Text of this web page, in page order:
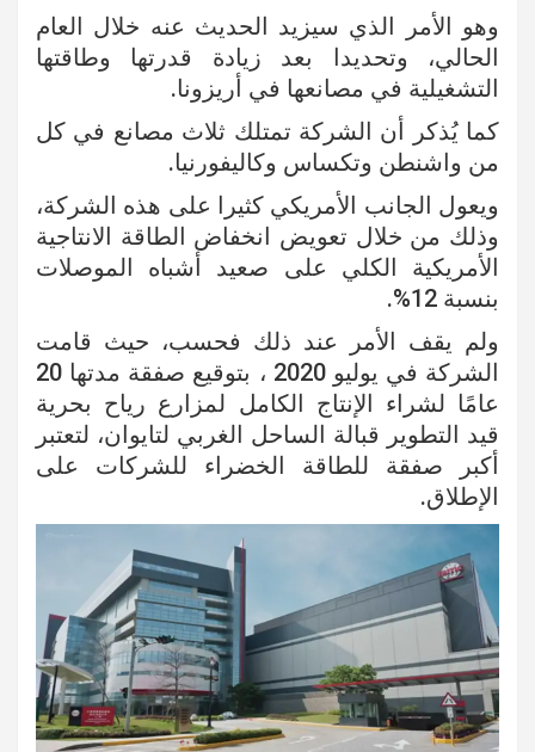
وهو الأمر الذي سيزيد الحديث عنه خلال العام
الحالي، وتحديدا بعد زيادة قدرتها وطاقتها
التشغيلية في مصانعها في أريزونا.
كما يُذكر أن الشركة تمتلك ثلاث مصانع في كل
من واشنطن وتكساس وكاليفورنيا.
ويعول الجانب الأمريكي كثيرا على هذه الشركة،
وذلك من خلال تعويض انخفاض الطاقة الانتاجية
الأمريكية الكلي على صعيد أشباه الموصلات
بنسبة 12%.
ولم يقف الأمر عند ذلك فحسب، حيث قامت
الشركة في يوليو 2020 ، بتوقيع صفقة مدتها 20
عامًا لشراء الإنتاج الكامل لمزارع رياح بحرية
قيد التطوير قبالة الساحل الغربي لتايوان، لتعتبر
أكبر صفقة للطاقة الخضراء للشركات على
الإطلاق.